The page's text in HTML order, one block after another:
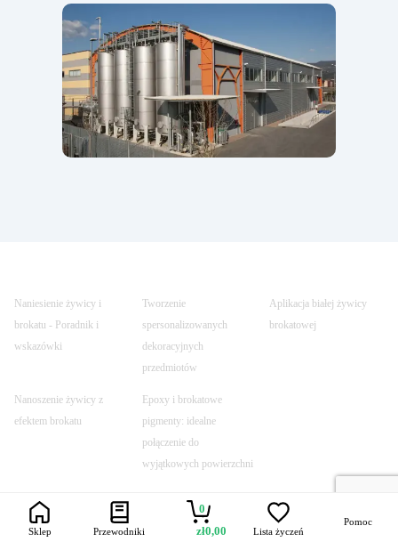
Naniesienie żywicy i
brokatu - Poradnik i
wskazówki
Tworzenie
spersonalizowanych
dekoracyjnych
przedmiotów
Aplikacja białej żywicy
brokatowej
Nanoszenie żywicy z
efektem brokatu
Epoxy i brokatowe
pigmenty: idealne
połączenie do
wyjątkowych powierzchni
Trustpilot Szybka dostawa Bezpieczne
Sklep Przewodniki
0
zł0,00 Lista życzeń
Pomoc